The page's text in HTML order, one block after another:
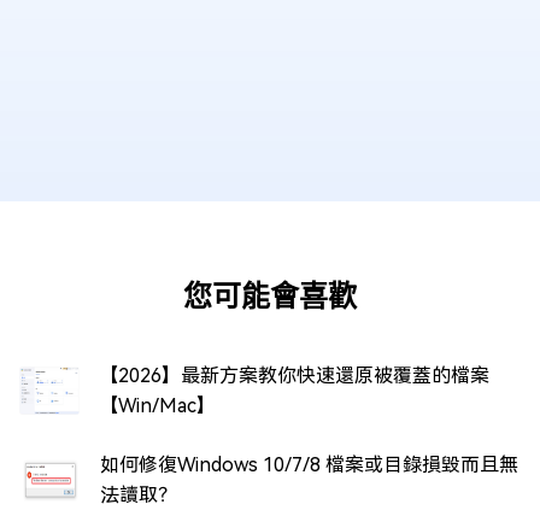
您可能會喜歡
【2026】最新方案教你快速還原被覆蓋的檔案
【Win/Mac】
如何修復Windows 10/7/8 檔案或目錄損毀而且無
法讀取？